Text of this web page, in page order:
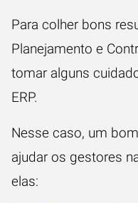
Para colher bons
Planejamento e
tomar alguns
ERP.
Nesse caso, um
ajudar os gestores
elas: